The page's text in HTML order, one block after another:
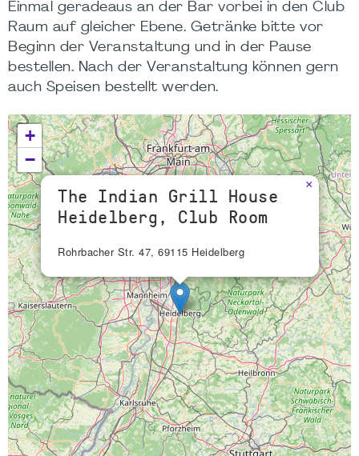
Einmal geradeaus an der Bar vorbei in den Club
Raum auf gleicher Ebene. Getränke bitte vor
Beginn der Veranstaltung und in der Pause
bestellen. Nach der Veranstaltung können gern
auch Speisen bestellt werden.
The Indian Grill House
Heidelberg, Club Room
Rohrbacher Str. 47, 69115 Heidelberg
×
+
−